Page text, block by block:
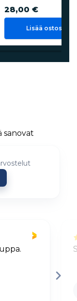
28,00 €
Lisää
sanovat